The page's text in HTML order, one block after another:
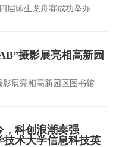
届师生龙舟赛成功举办
摄影展亮相高新园
影展亮相高新园区图书馆
，科创浪潮奏强
术大学信息科技英